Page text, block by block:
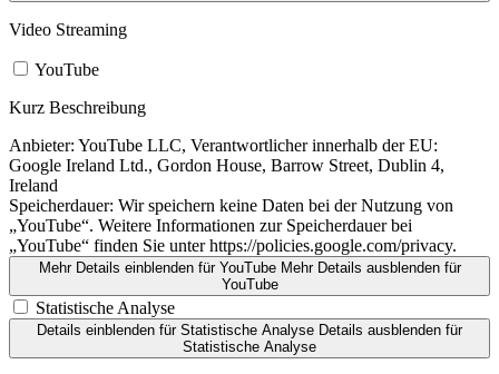
Video Streaming
YouTube
Kurz Beschreibung
Anbieter: YouTube LLC, Verantwortlicher innerhalb der EU:
Google Ireland Ltd., Gordon House, Barrow Street, Dublin 4,
Ireland
Speicherdauer: Wir speichern keine Daten bei der Nutzung von
„YouTube“. Weitere Informationen zur Speicherdauer bei
„YouTube“ finden Sie unter https://policies.google.com/privacy.
Mehr Details einblendenfür YouTube Mehr Details ausblendenfür
YouTube
Statistische Analyse
Details einblenden für Statistische Analyse Details ausblenden für
Statistische Analyse